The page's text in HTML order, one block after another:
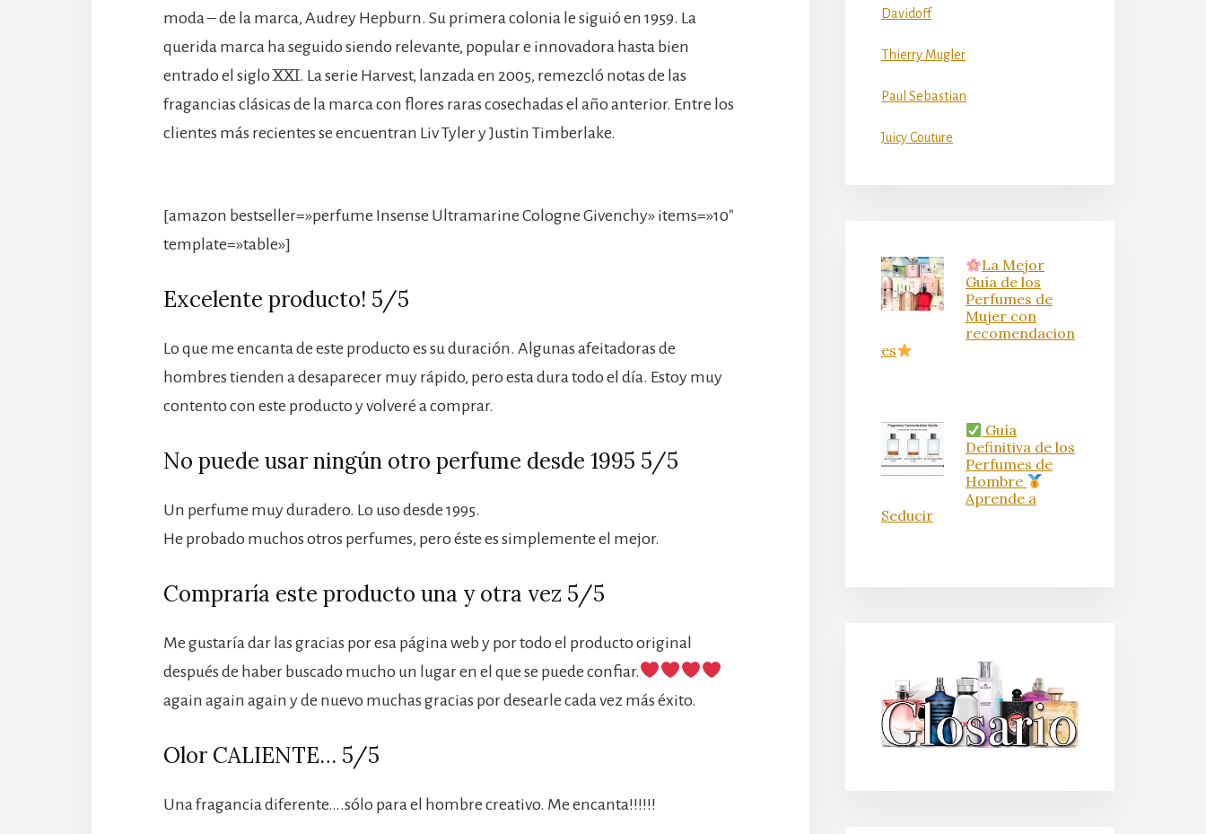
moda – de la marca, Audrey Hepburn. Su primera colonia le siguió en 1959. La
querida marca ha seguido siendo relevante, popular e innovadora hasta bien
entrado el siglo XXI. La serie Harvest, lanzada en 2005, remezcló notas de las
fragancias clásicas de la marca con flores raras cosechadas el año anterior. Entre los
clientes más recientes se encuentran Liv Tyler y Justin Timberlake.
[amazon bestseller=»perfume Insense Ultramarine Cologne Givenchy» items=»10″
template=»table»]
Excelente producto! 5/5
Lo que me encanta de este producto es su duración. Algunas afeitadoras de
hombres tienden a desaparecer muy rápido, pero esta dura todo el día. Estoy muy
contento con este producto y volveré a comprar.
No puede usar ningún otro perfume desde 1995 5/5
Un perfume muy duradero. Lo uso desde 1995.
He probado muchos otros perfumes, pero éste es simplemente el mejor.
Compraría este producto una y otra vez 5/5
Me gustaría dar las gracias por esa página web y por todo el producto original
después de haber buscado mucho un lugar en el que se puede confiar.
again again again y de nuevo muchas gracias por desearle cada vez más éxito.
Olor CALIENTE… 5/5
Una fragancia diferente….sólo para el hombre creativo. Me encanta!!!!!!
Davidoff
Thierry Mugler
Paul Sebastian
Juicy Couture
La Mejor
Guía de los
Perfumes de
Mujer con
recomendacion
es
Guía
Definitiva de los
Perfumes de
Hombre
Aprende a
Seducir